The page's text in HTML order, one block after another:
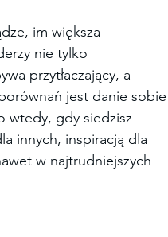
im większa
nie tylko
przytłaczający, a
jest danie sobie
wtedy, gdy siedzisz
innych, inspiracją dla
w najtrudniejszych